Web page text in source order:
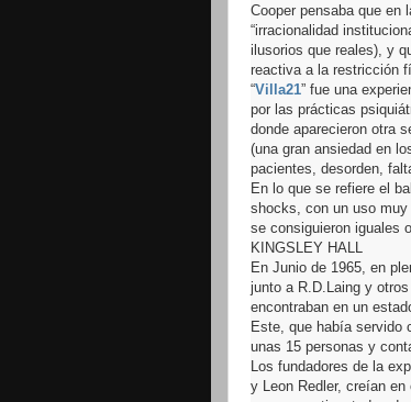
Cooper pensaba que en
“irracionalidad
ilusorios que reales), y
reactiva a la restricción
“Villa21” fue una
por las prácticas
donde aparecieron otra
(una gran ansiedad en
pacientes, desorden,
En lo que se refiere el
shocks, con un uso muy
se consiguieron iguales
KINGSLEY HALL
En Junio de 1965, en
junto a R.D.Laing y
encontraban en un
Este, que había servido
unas 15 personas y
Los fundadores de la
y Leon Redler, creían